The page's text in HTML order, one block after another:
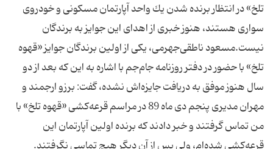
تلخ» در انتظار برنده شدن یك واحد آپارتمان مسكونی و خودروی
سواری هستند، هنوز خبری از اهدای این جوایز به برندگان
نیست.مسعود ناطقی‌جهرمی، یكی از اولین برندگان جوایز «قهوه
تلخ» با حضور در دفتر روزنامه جام‌جم با اشاره به این‌ كه بعد از دو
سال هنوز موفق به دریافت جایزه‌اش نشده، گفت: برزو ارجمند و
مهران مدیری پنجم دی ماه 89 در مراسم قرعه‌كشی «قهوه تلخ» با
من تماس گرفتند و خبر دادند كه برنده اولین آپارتمان این